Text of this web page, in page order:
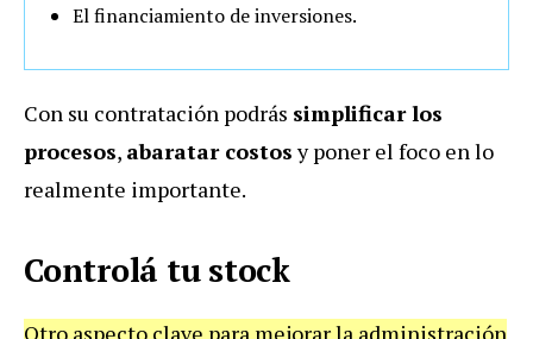
El financiamiento de inversiones.
Con su contratación podrás simplificar los
procesos, abaratar costosy poner el foco en lo
realmente importante.
Controlá tu stock
Otro aspecto clave para mejorar la administración